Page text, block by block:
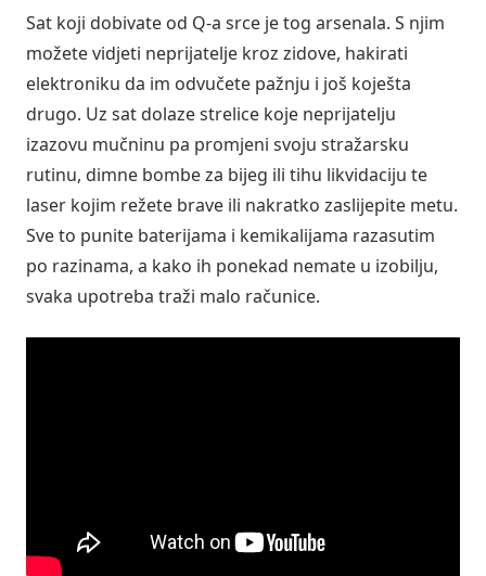
Sat koji dobivate od Q-a srce je tog arsenala. S njim
možete vidjeti neprijatelje kroz zidove, hakirati
elektroniku da im odvučete pažnju i još koješta
drugo. Uz sat dolaze strelice koje neprijatelju
izazovu mučninu pa promjeni svoju stražarsku
rutinu, dimne bombe za bijeg ili tihu likvidaciju te
laser kojim režete brave ili nakratko zaslijepite metu.
Sve to punite baterijama i kemikalijama razasutim
po razinama, a kako ih ponekad nemate u izobilju,
svaka upotreba traži malo računice.